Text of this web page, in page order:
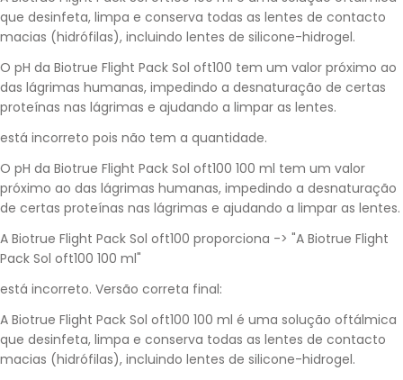
que desinfeta, limpa e conserva todas as lentes de contacto
macias (hidrófilas), incluindo lentes de silicone-hidrogel.
O pH da Biotrue Flight Pack Sol oft100 tem um valor próximo ao
das lágrimas humanas, impedindo a desnaturação de certas
proteínas nas lágrimas e ajudando a limpar as lentes.
está incorreto pois não tem a quantidade.
O pH da Biotrue Flight Pack Sol oft100 100 ml tem um valor
próximo ao das lágrimas humanas, impedindo a desnaturação
de certas proteínas nas lágrimas e ajudando a limpar as lentes.
A Biotrue Flight Pack Sol oft100 proporciona -> "A Biotrue Flight
Pack Sol oft100 100 ml"
está incorreto. Versão correta final:
A Biotrue Flight Pack Sol oft100 100 ml é uma solução oftálmica
que desinfeta, limpa e conserva todas as lentes de contacto
macias (hidrófilas), incluindo lentes de silicone-hidrogel.